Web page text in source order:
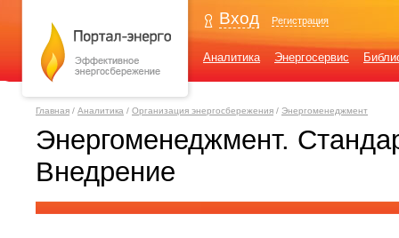
Вход Регистрация
Аналитика Энергосервис
Главная / Аналитика / Организация энергосбережения / Энергоменеджмент
Энергоменеджмент.
Внедрение